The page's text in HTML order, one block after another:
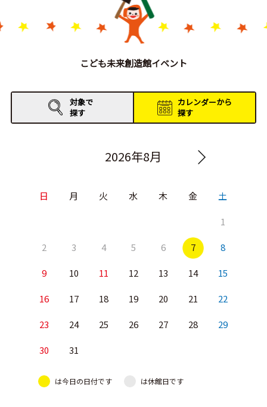
こども未来創造館イベント
対象で
探す
カレンダーから
探す
2026年8月
日 月 火 水 木 金 土
1
2 3 4 5 6 7 8
9 10 11 12 13 14 15
16 17 18 19 20 21 22
23 24 25 26 27 28 29
30 31
は今日の日付です は休館日です